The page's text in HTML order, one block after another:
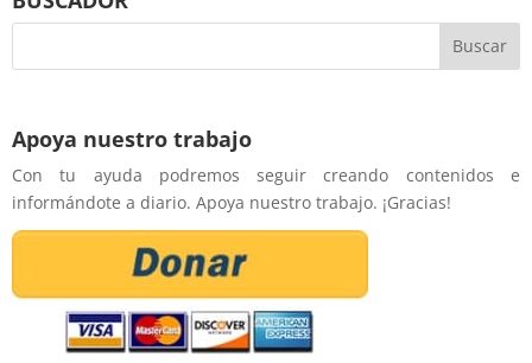
Apoya nuestro trabajo
Con tu ayuda podremos seguir creando contenidos e
informándote a diario. Apoya nuestro trabajo. ¡Gracias!